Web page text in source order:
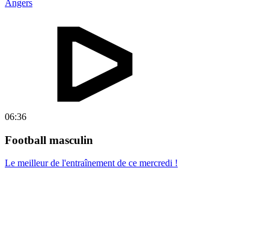
Angers
06:36
Football masculin
Le meilleur de l'entraînement de ce mercredi !